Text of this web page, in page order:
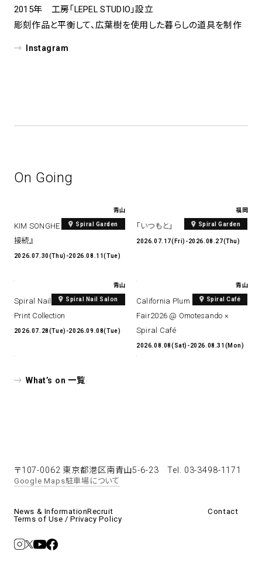
2015年 工房「LEPEL STUDIO」設立
彫刻作品と平衡して、広葉樹を使用した暮らしの道具を制作
Instagram
On Going
青山
Spiral Garden
KIM SONGHE EXHIBITION 『愛と
接続』
2026.07.30(Thu)-2026.08.11(Tue)
福岡
Spiral Garden
「いつもと」
2026.07.17(Fri)-2026.08.27(Thu)
青山
Spiral Nail Salon
Spiral Nail Salon Art #14 Spiral
Print Collection
2026.07.28(Tue)-2026.09.08(Tue)
青山
Spiral Café
California Plum & Nectarine
Fair2026 @ Omotesando ×
Spiral Café
2026.08.08(Sat)-2026.08.31(Mon)
What’s on 一覧
〒107-0062 東京都港区南青山5-6-23Tel. 03-3498-1171
Google Maps駐車場について
News & InformationRecruit
Contact
Terms of Use / Privacy Policy